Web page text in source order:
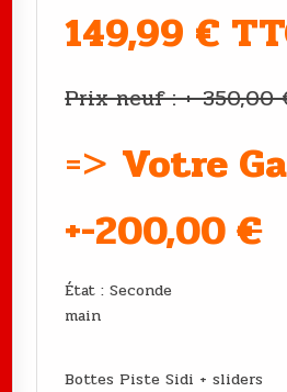
149,99 €
Prix neuf : +-350,00
=> Votre
+-200,00€
État : Seconde
Bottes Piste Sidi + sliders